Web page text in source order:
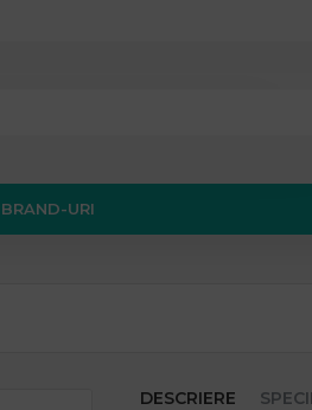
BRAND-URI
DESCRIERE